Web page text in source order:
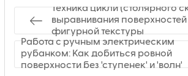
Техника цикли (столярного
выравнивания
фигурной текстуры
Работа с ручным электрическим
рубанком: Как добиться ровной
поверхности без 'ступенек' и 'волн'